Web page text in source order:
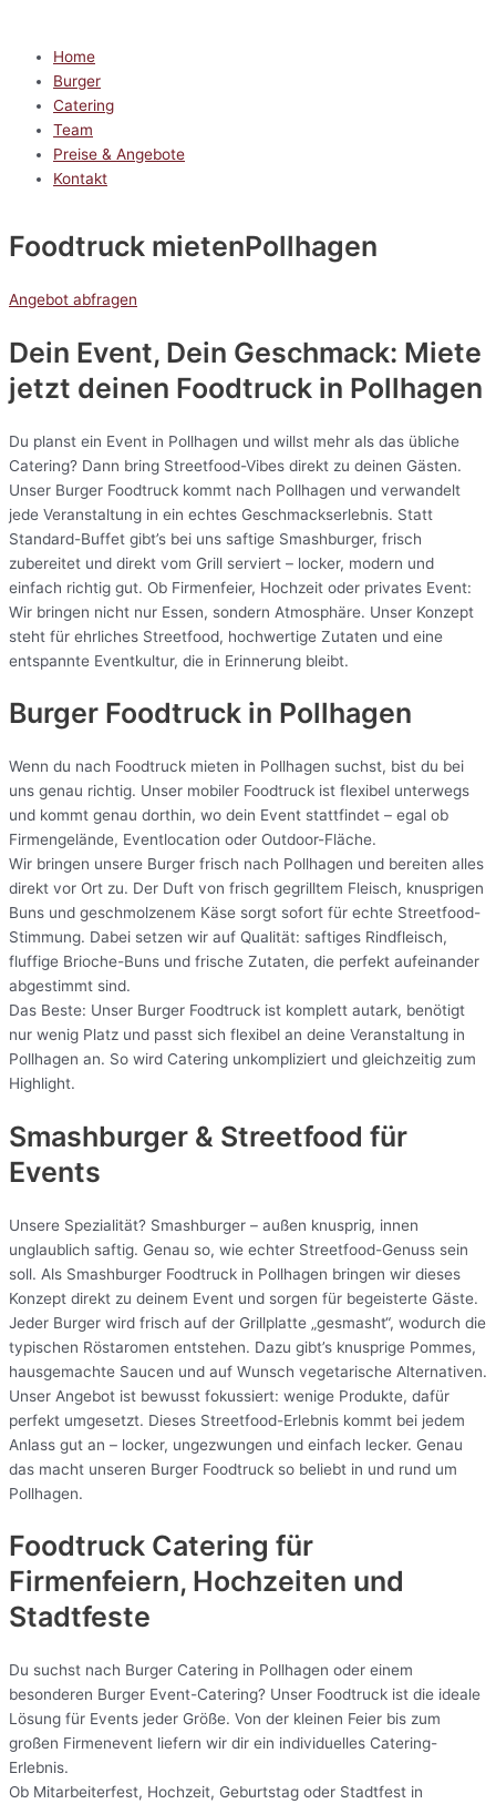
Home
Burger
Catering
Team
Preise & Angebote
Kontakt
Foodtruck mietenPollhagen
Angebot abfragen
Dein Event, Dein Geschmack: Miete
jetzt deinen Foodtruck in Pollhagen
Du planst ein Event in Pollhagen und willst mehr als das übliche
Catering? Dann bring Streetfood-Vibes direkt zu deinen Gästen.
Unser Burger Foodtruck kommt nach Pollhagen und verwandelt
jede Veranstaltung in ein echtes Geschmackserlebnis. Statt
Standard-Buffet gibt’s bei uns saftige Smashburger, frisch
zubereitet und direkt vom Grill serviert – locker, modern und
einfach richtig gut. Ob Firmenfeier, Hochzeit oder privates Event:
Wir bringen nicht nur Essen, sondern Atmosphäre. Unser Konzept
steht für ehrliches Streetfood, hochwertige Zutaten und eine
entspannte Eventkultur, die in Erinnerung bleibt.
Burger Foodtruck in Pollhagen
Wenn du nach Foodtruck mieten in Pollhagen suchst, bist du bei
uns genau richtig. Unser mobiler Foodtruck ist flexibel unterwegs
und kommt genau dorthin, wo dein Event stattfindet – egal ob
Firmengelände, Eventlocation oder Outdoor-Fläche.
Wir bringen unsere Burger frisch nach Pollhagen und bereiten alles
direkt vor Ort zu. Der Duft von frisch gegrilltem Fleisch, knusprigen
Buns und geschmolzenem Käse sorgt sofort für echte Streetfood-
Stimmung. Dabei setzen wir auf Qualität: saftiges Rindfleisch,
fluffige Brioche-Buns und frische Zutaten, die perfekt aufeinander
abgestimmt sind.
Das Beste: Unser Burger Foodtruck ist komplett autark, benötigt
nur wenig Platz und passt sich flexibel an deine Veranstaltung in
Pollhagen an. So wird Catering unkompliziert und gleichzeitig zum
Highlight.
Smashburger & Streetfood für
Events
Unsere Spezialität? Smashburger – außen knusprig, innen
unglaublich saftig. Genau so, wie echter Streetfood-Genuss sein
soll. Als Smashburger Foodtruck in Pollhagen bringen wir dieses
Konzept direkt zu deinem Event und sorgen für begeisterte Gäste.
Jeder Burger wird frisch auf der Grillplatte „gesmasht“, wodurch die
typischen Röstaromen entstehen. Dazu gibt’s knusprige Pommes,
hausgemachte Saucen und auf Wunsch vegetarische Alternativen.
Unser Angebot ist bewusst fokussiert: wenige Produkte, dafür
perfekt umgesetzt. Dieses Streetfood-Erlebnis kommt bei jedem
Anlass gut an – locker, ungezwungen und einfach lecker. Genau
das macht unseren Burger Foodtruck so beliebt in und rund um
Pollhagen.
Foodtruck Catering für
Firmenfeiern, Hochzeiten und
Stadtfeste
Du suchst nach Burger Catering in Pollhagen oder einem
besonderen Burger Event-Catering? Unser Foodtruck ist die ideale
Lösung für Events jeder Größe. Von der kleinen Feier bis zum
großen Firmenevent liefern wir dir ein individuelles Catering-
Erlebnis.
Ob Mitarbeiterfest, Hochzeit, Geburtstag oder Stadtfest in